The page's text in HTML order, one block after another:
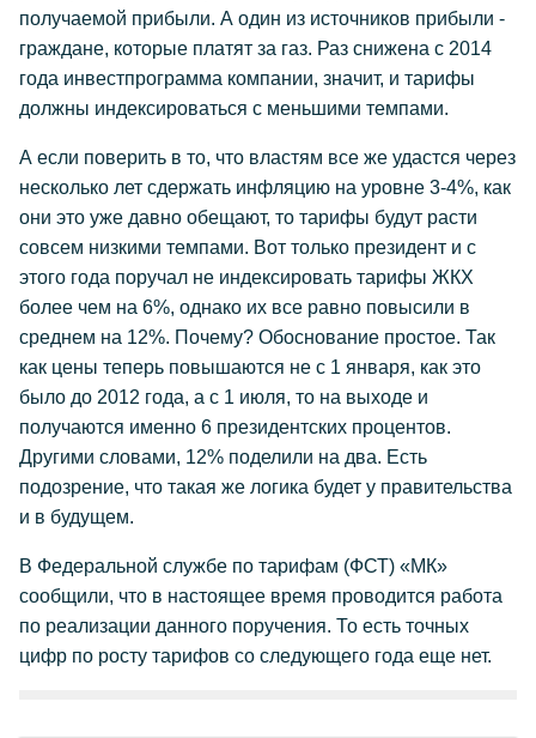
получаемой прибыли. А один из источников прибыли -
граждане, которые платят за газ. Раз снижена с 2014
года инвестпрограмма компании, значит, и тарифы
должны индексироваться с меньшими темпами.
А если поверить в то, что властям все же удастся через
несколько лет сдержать инфляцию на уровне 3-4%, как
они это уже давно обещают, то тарифы будут расти
совсем низкими темпами. Вот только президент и с
этого года поручал не индексировать тарифы ЖКХ
более чем на 6%, однако их все равно повысили в
среднем на 12%. Почему? Обоснование простое. Так
как цены теперь повышаются не с 1 января, как это
было до 2012 года, а с 1 июля, то на выходе и
получаются именно 6 президентских процентов.
Другими словами, 12% поделили на два. Есть
подозрение, что такая же логика будет у правительства
и в будущем.
В Федеральной службе по тарифам (ФСТ) «МК»
сообщили, что в настоящее время проводится работа
по реализации данного поручения. То есть точных
цифр по росту тарифов со следующего года еще нет.